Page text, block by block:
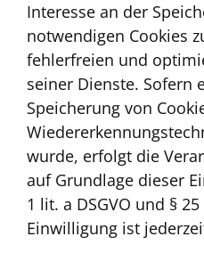
Interesse an der
notwendigen Cookies
fehlerfreien und
seiner Dienste. Sofern
Speicherung von
wurde, erfolgt die
auf Grundlage dieser
1 lit. a DSGVO und §
Einwilligung ist